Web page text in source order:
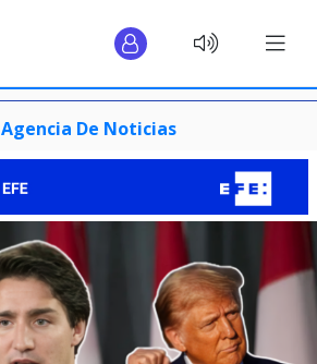
Agencia De Noticias